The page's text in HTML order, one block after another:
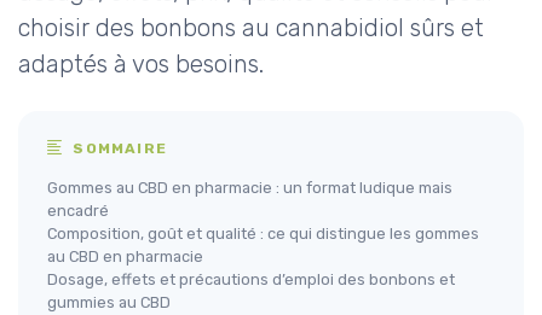
choisir des bonbons au cannabidiol sûrs et
adaptés à vos besoins.
SOMMAIRE
Gommes au CBD en pharmacie : un format ludique mais
encadré
Composition, goût et qualité : ce qui distingue les gommes
au CBD en pharmacie
Dosage, effets et précautions d’emploi des bonbons et
gummies au CBD